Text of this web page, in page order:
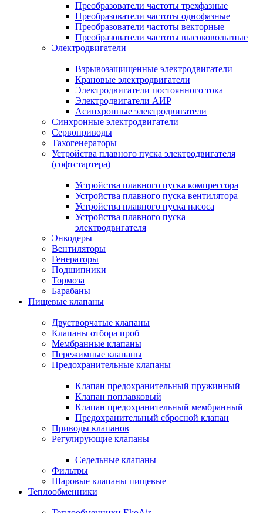
Преобразователи частоты трехфазные
Преобразователи частоты однофазные
Преобразователи частоты векторные
Преобразователи частоты высоковольтные
Электродвигатели
Взрывозащищенные электродвигатели
Крановые электродвигатели
Электродвигатели постоянного тока
Электродвигатели АИР
Асинхронные электродвигатели
Синхронные электродвигатели
Сервоприводы
Тахогенераторы
Устройства плавного пуска электродвигателя
(софтстартера)
Устройства плавного пуска компрессора
Устройства плавного пуска вентилятора
Устройства плавного пуска насоса
Устройства плавного пуска
электродвигателя
Энкодеры
Вентиляторы
Генераторы
Подшипники
Тормоза
Барабаны
Пищевые клапаны
Двустворчатые клапаны
Клапаны отбора проб
Мембранные клапаны
Пережимные клапаны
Предохранительные клапаны
Клапан предохранительный пружинный
Клапан поплавковый
Клапан предохранительный мембранный
Предохранительный сбросной клапан
Приводы клапанов
Регулирующие клапаны
Седельные клапаны
Фильтры
Шаровые клапаны пищевые
Теплообменники